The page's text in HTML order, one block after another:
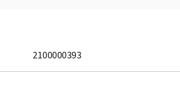
2100000393